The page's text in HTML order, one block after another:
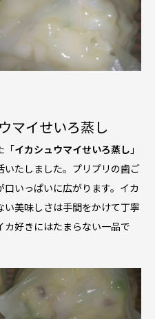
マイせいろ蒸し
「イカシュウマイせいろ蒸し 」
たしました。プリプリの歯ご
いっぱいに広がります。イカ
美味しさは手間をかけて丁寧
好きにはたまらない一品で